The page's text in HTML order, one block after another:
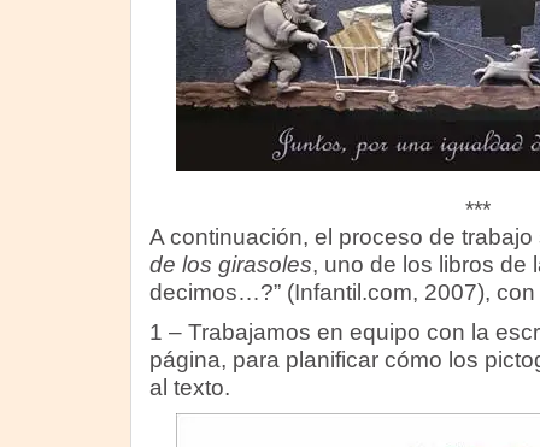
***
A continuación, el proceso de
de los girasoles, uno de los libros de
decimos…?” (Infantil.com, 2007),
1 – Trabajamos en equipo con la
página, para planificar cómo los
al texto.